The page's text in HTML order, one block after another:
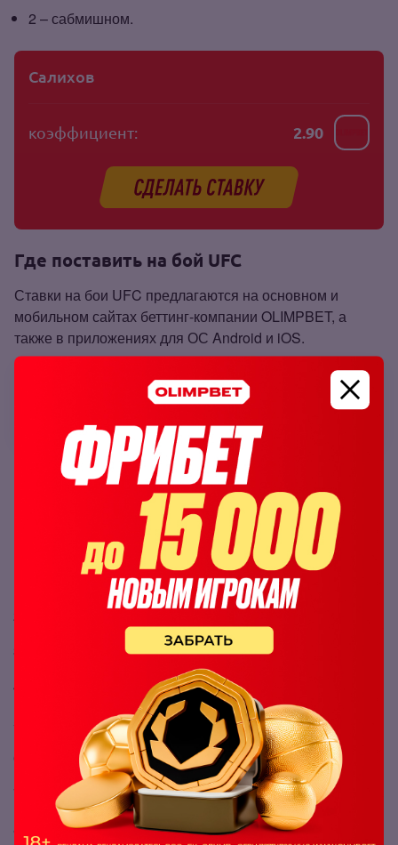
2 – сабмишном.
Салихов
коэффициент: 2.90
Где поставить на бой UFC
Ставки на бои UFC предлагаются на основном и
мобильном сайтах беттинг‑компании OLIMPBET, а
также в приложениях для ОС Android и iOS.
OLIMPBET
7
Как поставить на бой UFC в БК OLIMPBET
Чтобы заключить пари на бой OLIMPBET:
Зарегистрируйтесь или авторизуйтесь в БК
OLIMPBET.
Пополните баланс при необходимости.
Нажмите на кнопку «Линия» вверху экрана.
Найдите раздел MMA в вертикальном меню.
Войдите в подраздел UFC.
Выберите пару Рэнди Браун – Муслим Салихов.
Определитесь с исходом.
Укажите сумму ставки.